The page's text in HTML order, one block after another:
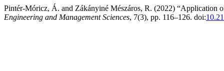
Pintér-Móricz, Á. and Zákányiné Mészáros, R. (2022) “Application
Engineering and Management Sciences, 7(3), pp. 116–126. doi: